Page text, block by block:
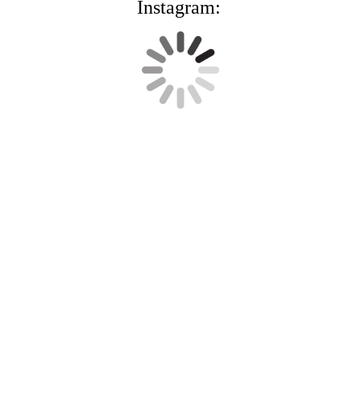
Instagram: